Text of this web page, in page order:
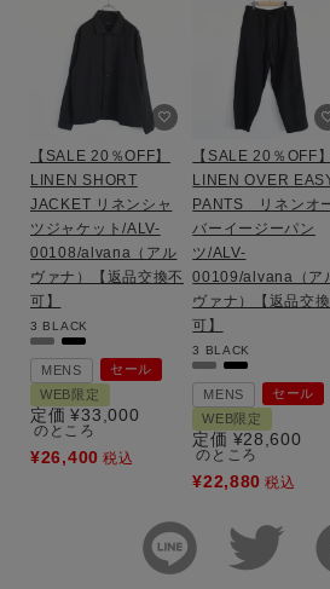
【SALE 20％OFF】
LINEN SHORT
JACKET リネンシャ
ツジャケット/ALV-
00108/alvana（アル
ヴァナ）【返品交換不
可】
3 BLACK
MENS
セール
WEB限定
定価 ¥33,000
のところ
¥26,400 税込
【SALE 20％OFF】
LINEN OVER
PANTS リネンオ
バーイージーパン
ツ/ALV-
00109/alvana（ア
ヴァナ）【返品交
可】
3 BLACK
MENS
セール
WEB限定
定価 ¥28,600
のところ
¥22,880 税込